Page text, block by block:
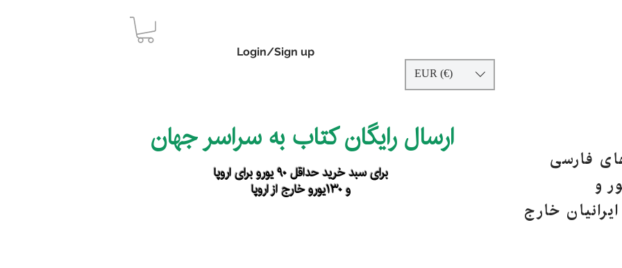
Login/Sign up
EUR (€)
ارسال رایگان کتاب به سراسر جهان
برای سبد خرید حداقل ۹۰ یورو برای اروپا
و ۱۳۰یورو خارج از اروپا
فارسی
و
خارج